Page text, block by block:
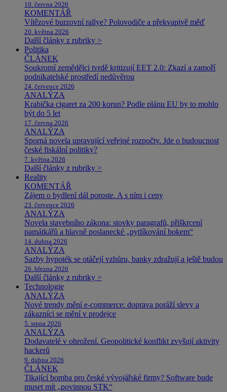
10. června 2026
KOMENTÁŘ
Vítězové burzovní rallye? Polovodiče a překvapivě měď
20. května 2026
Další články z rubriky >
Politika
ČLÁNEK
Soukromí zemědělci tvrdě kritizují EET 2.0: Zkazí a zamoří
podnikatelské prostředí nedůvěrou
24. července 2026
ANALÝZA
Krabička cigaret za 200 korun? Podle plánu EU by to mohlo
být do 5 let
17. června 2026
ANALÝZA
Sporná novela upravující veřejné rozpočty. Jde o budoucnost
české fiskální politiky?
7. května 2026
Další články z rubriky >
Reality
KOMENTÁŘ
Zájem o bydlení dál poroste. A s ním i ceny
23. července 2026
ANALÝZA
Novela stavebního zákona: stovky paragrafů, přiškrcení
památkářů a hlavně poslanecké „pytlíkování bokem“
14. dubna 2026
ANALÝZA
Sazby hypoték se otáčejí vzhůru, banky zdražují a ještě budou
26. března 2026
Další články z rubriky >
Technologie
ANALÝZA
Nové trendy mění e-commerce: doprava poráží slevy a
zákazníci se mění v prodejce
5. srpna 2026
ANALÝZA
Dodavatelé v ohrožení. Geopolitické konflikt zvyšují aktivity
hackerů
9. dubna 2026
ČLÁNEK
Tikající bomba pro české vývojářské firmy? Software bude
muset mít „povinnou STK“